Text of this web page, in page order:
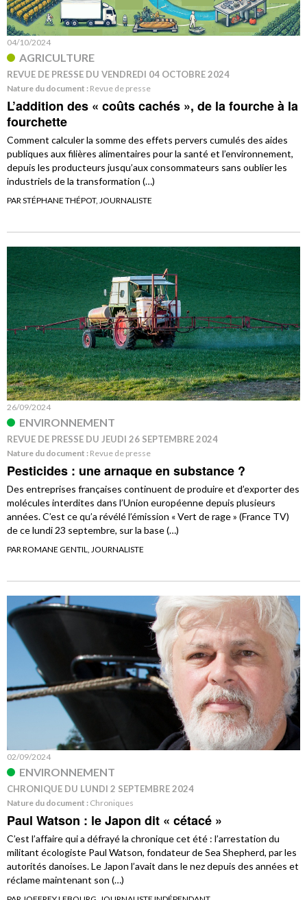
04/10/2024
AGRICULTURE
REVUE DE PRESSE DU VENDREDI 04 OCTOBRE 2024
Nature du document : Revue de presse
L’addition des « coûts cachés », de la fourche à la
fourchette
Comment calculer la somme des effets pervers cumulés des aides
publiques aux filières alimentaires pour la santé et l’environnement,
depuis les producteurs jusqu’aux consommateurs sans oublier les
industriels de la transformation (…)
PAR STÉPHANE THÉPOT, JOURNALISTE
26/09/2024
ENVIRONNEMENT
REVUE DE PRESSE DU JEUDI 26 SEPTEMBRE 2024
Nature du document : Revue de presse
Pesticides : une arnaque en substance ?
Des entreprises françaises continuent de produire et d’exporter des
molécules interdites dans l’Union européenne depuis plusieurs
années. C’est ce qu’a révélé l’émission « Vert de rage » (France TV)
de ce lundi 23 septembre, sur la base (…)
PAR ROMANE GENTIL, JOURNALISTE
02/09/2024
ENVIRONNEMENT
CHRONIQUE DU LUNDI 2 SEPTEMBRE 2024
Nature du document : Chroniques
Paul Watson : le Japon dit « cétacé »
C’est l’affaire qui a défrayé la chronique cet été : l’arrestation du
militant écologiste Paul Watson, fondateur de Sea Shepherd, par les
autorités danoises. Le Japon l’avait dans le nez depuis des années et
réclame maintenant son (…)